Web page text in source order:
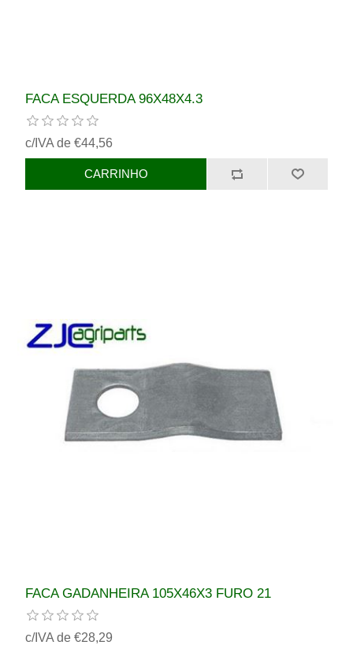
FACA ESQUERDA 96X48X4.3
c/IVA de €44,56
FACA GADANHEIRA 105X46X3 FURO 21
c/IVA de €28,29